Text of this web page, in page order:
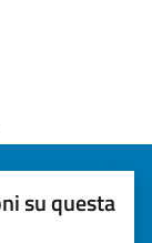
su questa